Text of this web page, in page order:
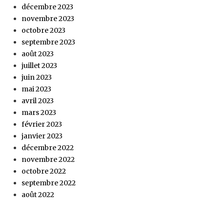
décembre 2023
novembre 2023
octobre 2023
septembre 2023
août 2023
juillet 2023
juin 2023
mai 2023
avril 2023
mars 2023
février 2023
janvier 2023
décembre 2022
novembre 2022
octobre 2022
septembre 2022
août 2022